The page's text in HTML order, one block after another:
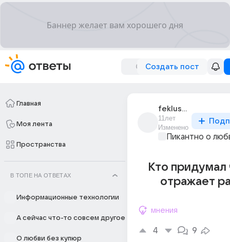
Создать пост
Главная
Моя лента
Пространства
В ТОПЕ НА ОТВЕТАХ
Информационные технологии
А сейчас что-то совсем другое
О любви без купюр
feklusha_8
11лет
Изменено
Пикантно о
Кто придумал
отражает
мнения
4 9